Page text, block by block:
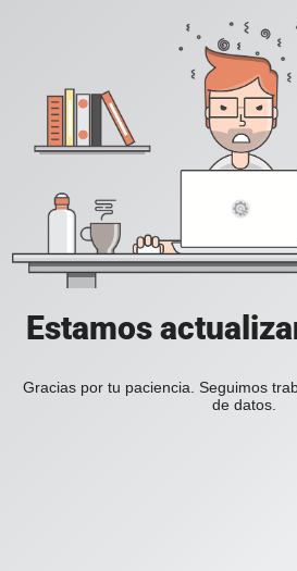
Estamos
Gracias por tu paciencia. Seguimos
de datos.